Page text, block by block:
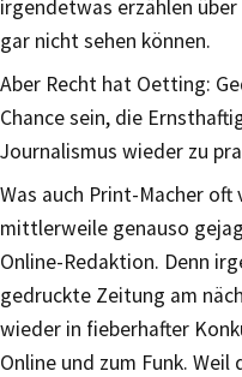
irgendetwas erzählen
gar nicht sehen können.
Aber Recht hat Oetting:
Chance sein, die
Journalismus wieder zu
Was auch Print-Macher oft
mittlerweile genauso
Online-Redaktion. Denn
gedruckte Zeitung am
wieder in fieberhafter
Online und zum Funk.